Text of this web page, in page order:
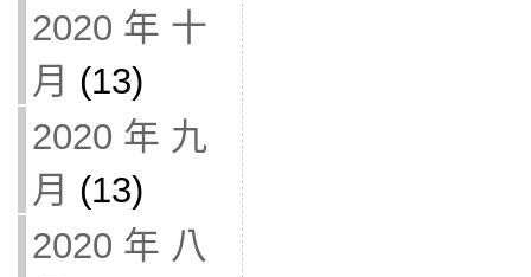
2020 年 十
月 (13)
2020 年 九
月 (13)
2020 年 八